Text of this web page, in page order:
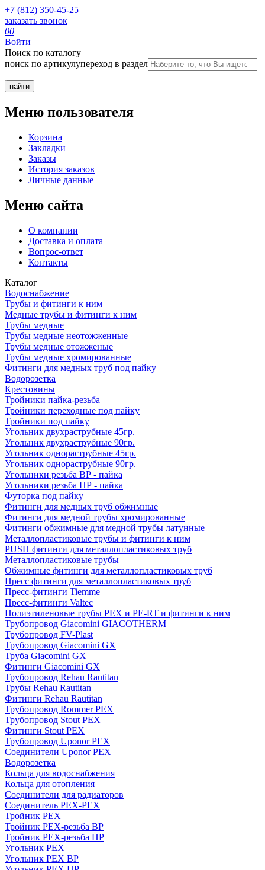
+7 (812) 350-45-25
заказать звонок
00
Войти
Поиск по каталогу
поиск по артикулупереход в раздел
Меню пользователя
Корзина
Закладки
Заказы
История заказов
Личные данные
Меню сайта
О компании
Доставка и оплата
Вопрос-ответ
Контакты
Каталог
Водоснабжение
Трубы и фитинги к ним
Медные трубы и фитинги к ним
Трубы медные
Трубы медные неотожженные
Трубы медные отожженые
Трубы медные хромированные
Фитинги для медных труб под пайку
Водорозетка
Крестовины
Тройники пайка-резьба
Тройники переходные под пайку
Тройники под пайку
Угольник двухраструбные 45гр.
Угольник двухраструбные 90гр.
Угольник однораструбные 45гр.
Угольник однораструбные 90гр.
Угольники резьба ВР - пайка
Угольники резьба НР - пайка
Футорка под пайку
Фитинги для медных труб обжимные
Фитинги для медной трубы хромированные
Фитинги обжимные для медной трубы латунные
Металлопластиковые трубы и фитинги к ним
PUSH фитинги для металлопластиковых труб
Металлопластиковые трубы
Обжимные фитинги для металлопластиковых труб
Пресс фитинги для металлопластиковых труб
Пресс-фитинги Tiemme
Пресс-фитинги Valtec
Полиэтиленовые трубы PEX и PE-RT и фитинги к ним
Трубопровод Giacomini GIACOTHERM
Трубопровод FV-Plast
Трубопровод Giacomini GX
Труба Giacomini GX
Фитинги Giacomini GX
Трубопровод Rehau Rautitan
Трубы Rehau Rautitan
Фитинги Rehau Rautitan
Трубопровод Rommer PEX
Трубопровод Stout PEX
Фитинги Stout PEX
Трубопровод Uponor PEX
Соединители Uponor PEX
Водорозетка
Кольца для водоснабжения
Кольца для отопления
Соединители для радиаторов
Соединитель PEX-PEX
Тройник PEX
Тройник PEX-резьба ВР
Тройник PEX-резьба НР
Угольник PEX
Угольник PEX ВР